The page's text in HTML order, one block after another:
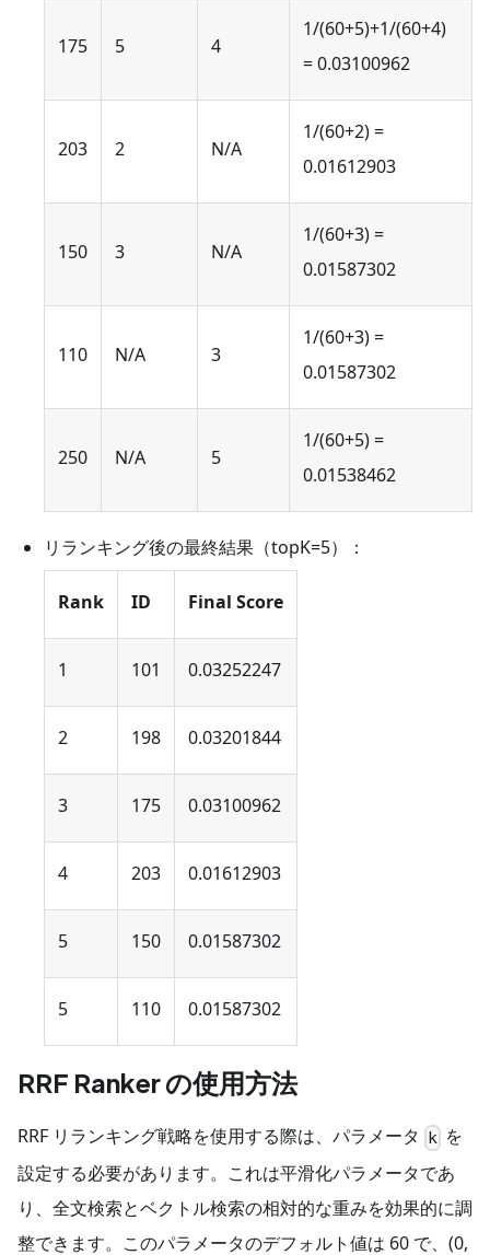
175 5 4
1/(60+5)+1/(60+4)
= 0.03100962
203 2 N/A
1/(60+2) =
0.01612903
150 3 N/A
1/(60+3) =
0.01587302
110 N/A 3
1/(60+3) =
0.01587302
250 N/A 5
1/(60+5) =
0.01538462
リランキング後の最終結果（topK=5）：
Rank ID Final Score
1 101 0.03252247
2 198 0.03201844
3 175 0.03100962
4 203 0.01612903
5 150 0.01587302
5 110 0.01587302
RRF Ranker の使用方法
RRF リランキング戦略を使用する際は、パラメータ k を
設定する必要があります。これは平滑化パラメータであ
り、全文検索とベクトル検索の相対的な重みを効果的に調
整できます。このパラメータのデフォルト値は 60 で、(0,